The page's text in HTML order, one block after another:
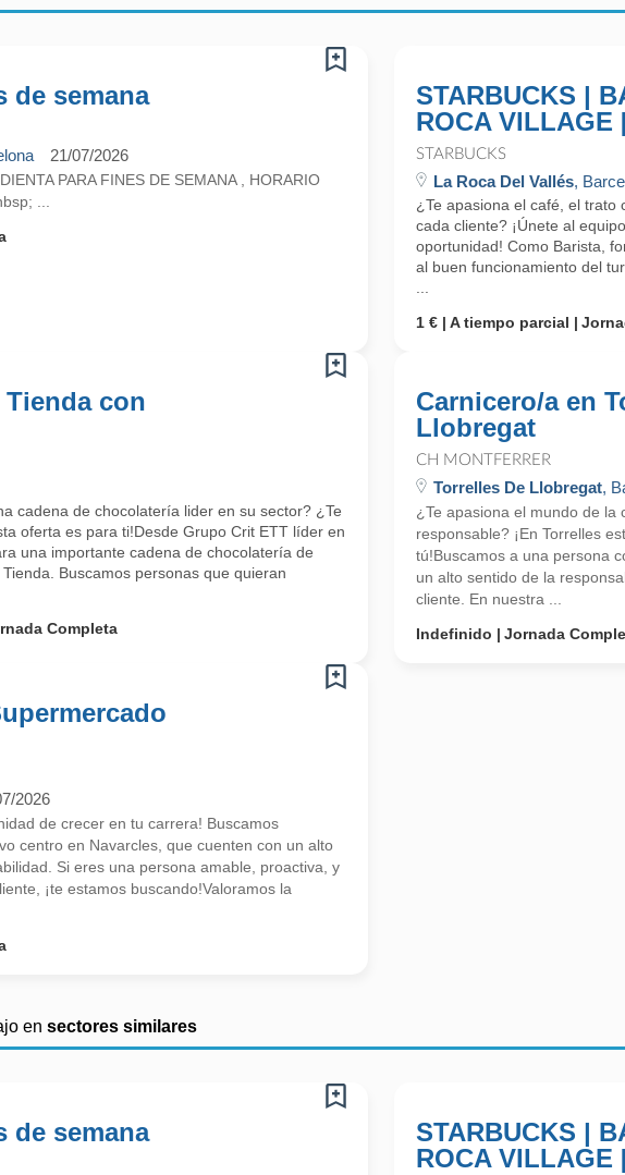
de semana
21/07/2026
PARA FINES DE SEMANA , HORARIO
...
STARBUCKS |
ROCA VILLAGE
STARBUCKS
La Roca Del Vallés,
¿Te apasiona el café, el trato
cada cliente? ¡Únete al
oportunidad! Como Barista,
al buen funcionamiento del
1 €
A tiempo parcial
Tienda con
cadena de chocolatería lider en su sector? ¿Te
oferta es para ti!Desde Grupo Crit ETT líder en
una importante cadena de chocolatería de
Buscamos personas que quieran
Completa
Carnicero/a en
Llobregat
CH MONTFERRER
Torrelles De Llobregat,
¿Te apasiona el mundo de
responsable? ¡En Torrelles
tú!Buscamos a una persona
un alto sentido de la
cliente. En nuestra ...
Indefinido
Jornada
2026
de crecer en tu carrera! Buscamos
centro en Navarcles, que cuenten con un alto
Si eres una persona amable, proactiva, y
¡te estamos buscando!Valoramos la
en sectores similares
de semana
STARBUCKS |
ROCA VILLAGE